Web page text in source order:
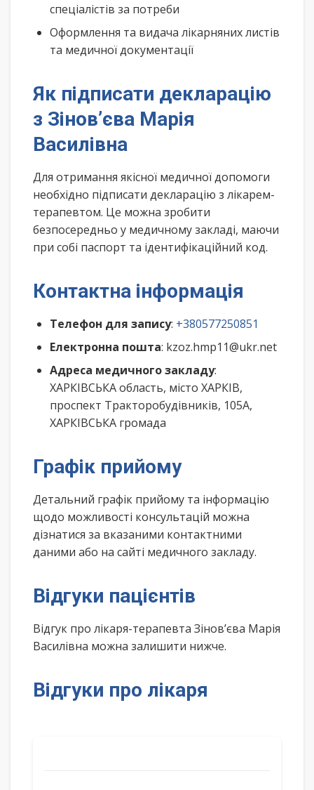
спеціалістів за потреби
Оформлення та видача лікарняних листів
та медичної документації
Як підписати декларацію
з Зінов’єва Марія
Василівна
Для отримання якісної медичної допомоги
необхідно підписати декларацію з лікарем-
терапевтом. Це можна зробити
безпосередньо у медичному закладі, маючи
при собі паспорт та ідентифікаційний код.
Контактна інформація
Телефон для запису: +380577250851
Електронна пошта: kzoz.hmp11@ukr.net
Адреса медичного закладу:
ХАРКІВСЬКА область, місто ХАРКІВ,
проспект Тракторобудівників, 105А,
ХАРКІВСЬКА громада
Графік прийому
Детальний графік прийому та інформацію
щодо можливості консультацій можна
дізнатися за вказаними контактними
даними або на сайті медичного закладу.
Відгуки пацієнтів
Відгук про лікаря-терапевта Зінов’єва Марія
Василівна можна залишити нижче.
Відгуки про лікаря